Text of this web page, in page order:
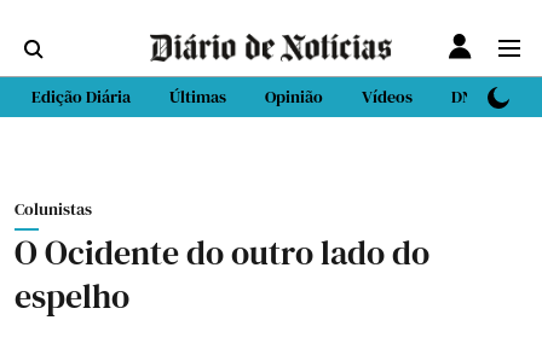
Edição Diária Últimas Opinião Vídeos DN Sport
Colunistas
O Ocidente do outro lado do
espelho